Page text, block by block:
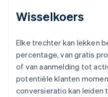
Wisselkoers
Elke trechter kan lekken
percentage, van gratis
of van aanmelding tot
potentiële klanten
conversieratio kan